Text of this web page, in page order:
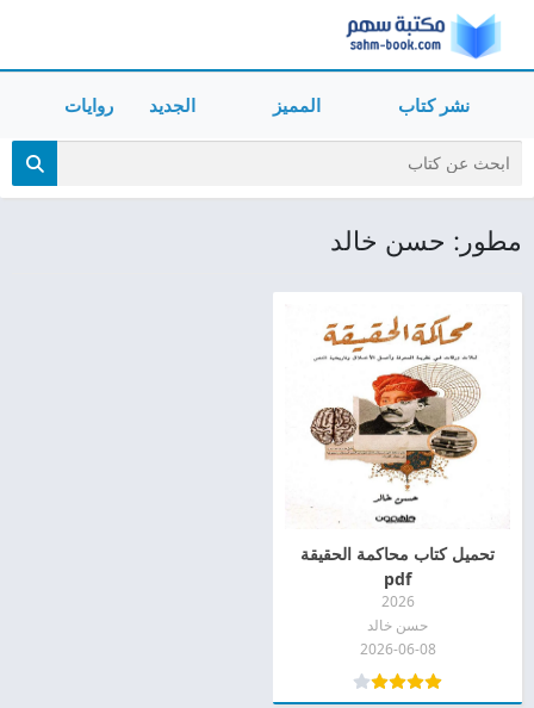
نشر كتاب المميز الجديد روايات
مطور: حسن خالد
تحميل كتاب محاكمة الحقيقة
pdf
2026
حسن خالد
2026-06-08